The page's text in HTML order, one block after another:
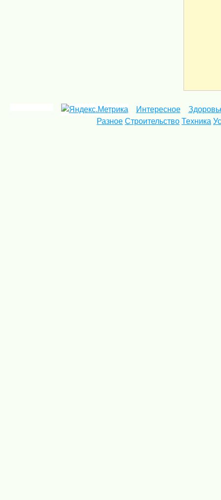
Интересное
Разное Строительство Техника